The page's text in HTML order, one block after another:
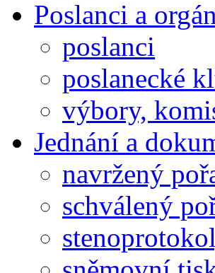
Poslanci a
poslanci
poslanecké
výbory,
Jednání a
navržený
schválený